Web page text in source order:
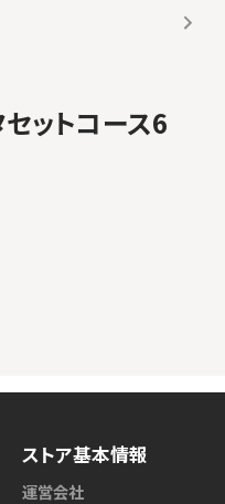
セットコース6
ストア基本情報
運営会社